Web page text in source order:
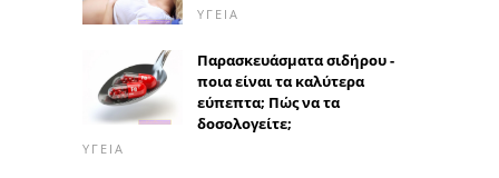
ΥΓΕΊΑ
Παρασκευάσματα σιδήρου -
ποια είναι τα καλύτερα
εύπεπτα; Πώς να τα
δοσολογείτε;
ΥΓΕΊΑ